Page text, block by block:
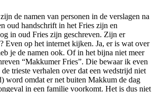
de namen van personen in de verslagen na
oud handschrift in het Fries zijn en
in oud Fries zijn geschreven. Zijn er
Even op het internet kijken. Ja, er is wat over
je de namen ook. Of in het bijna niet meer
“Makkumer Fries”. Die bewaar ik even
trieste verhalen over dat een wedstrijd niet
word omdat er net buiten Makkum de dag
in een familie voorkomt. Het is dus niet